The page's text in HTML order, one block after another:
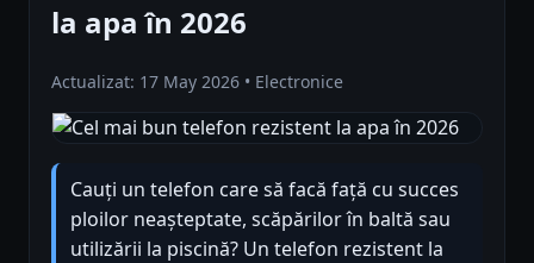
la apa în 2026
Actualizat: 17 May 2026 • Electronice
Cauți un telefon care să facă față cu succes
ploilor neașteptate, scăpărilor în baltă sau
utilizării la piscină? Un telefon rezistent la